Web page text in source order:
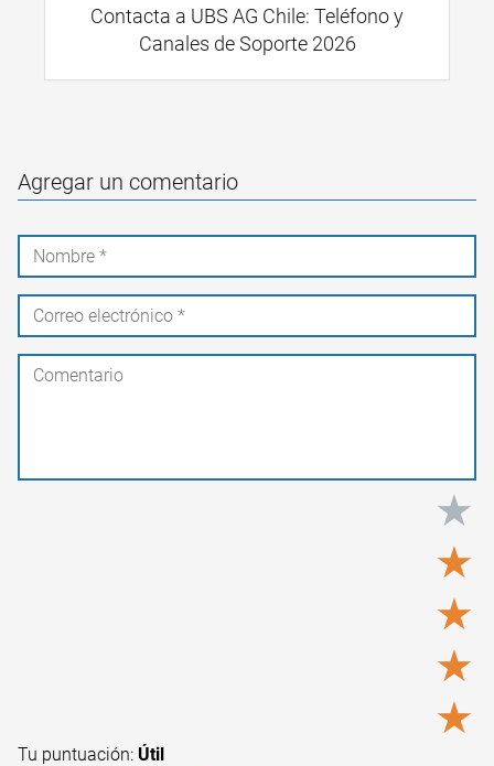
Contacta a UBS AG Chile: Teléfono y
Canales de Soporte 2026
Agregar un comentario
★
★
★
★
★
Tu puntuación: Útil